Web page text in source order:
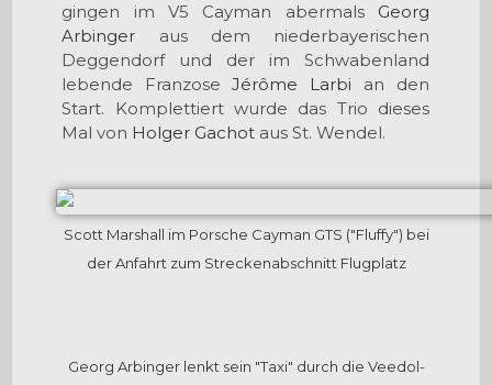
gingen im V5 Cayman abermals Georg
Arbinger aus dem niederbayerischen
Deggendorf und der im Schwabenland
lebende FranzoseJérôme Larbi an den
Start. Komplettiert wurde das Trio dieses
Mal von Holger Gachot aus St. Wendel.
Scott Marshall im Porsche Cayman GTS ("Fluffy") bei
der Anfahrt zum Streckenabschnitt Flugplatz
Georg Arbinger lenkt sein "Taxi" durch die Veedol-